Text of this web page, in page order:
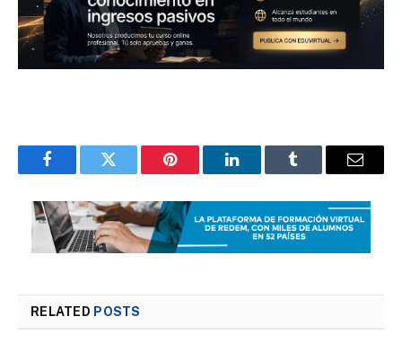
FacebookTwitter Pinterest LinkedInTumblr Email
RELATED POSTS